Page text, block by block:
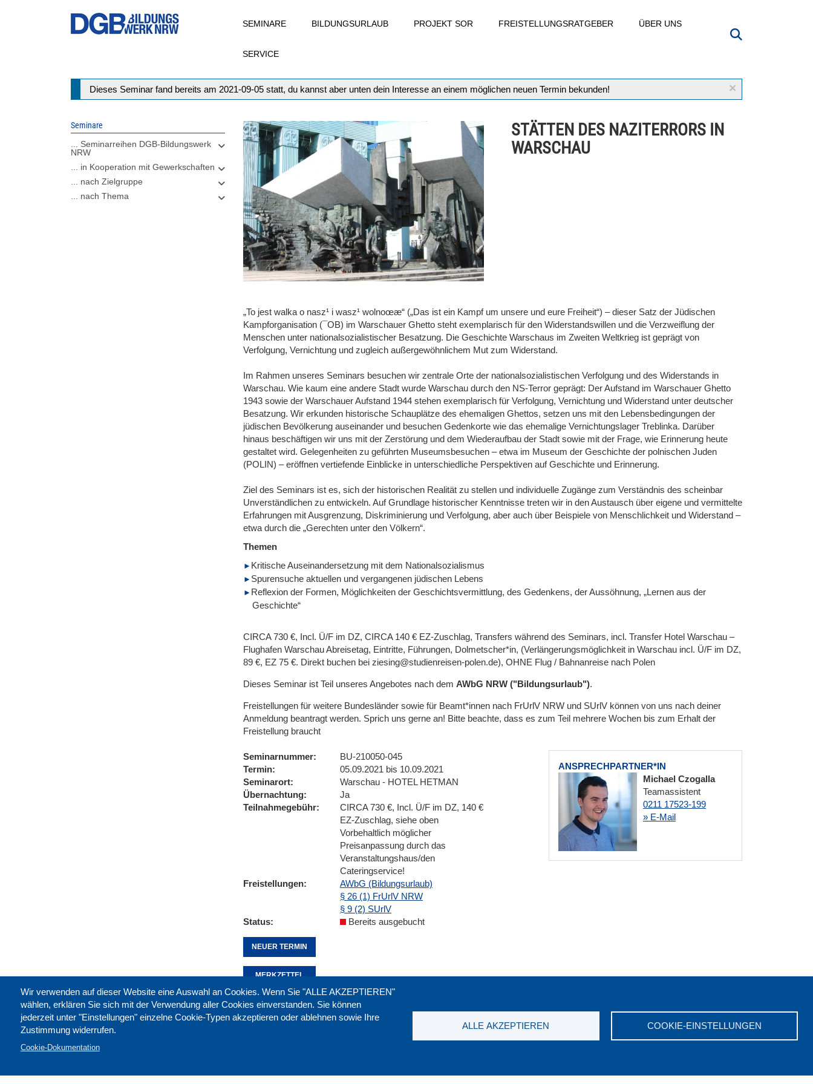
SEMINARE BILDUNGSURLAUB PROJEKT SOR FREISTELLUNGSRATGEBER ÜBER UNS
SERVICE
×
Statusmeldung
Dieses Seminar fand bereits am 2021-09-05 statt, du kannst aber unten dein Interesse an einem möglichen neuen Termin bekunden!
Seminare
... Seminarreihen DGB-Bildungswerk
NRW
... in Kooperation mit Gewerkschaften
... nach Zielgruppe
... nach Thema
STÄTTEN DES NAZITERRORS IN
WARSCHAU
„To jest walka o nasz¹ i wasz¹ wolnoœæ“ („Das ist ein Kampf um unsere und eure Freiheit“) – dieser Satz der Jüdischen
Kampforganisation (¯OB) im Warschauer Ghetto steht exemplarisch für den Widerstandswillen und die Verzweiflung der
Menschen unter nationalsozialistischer Besatzung. Die Geschichte Warschaus im Zweiten Weltkrieg ist geprägt von
Verfolgung, Vernichtung und zugleich außergewöhnlichem Mut zum Widerstand.
Im Rahmen unseres Seminars besuchen wir zentrale Orte der nationalsozialistischen Verfolgung und des Widerstands in
Warschau. Wie kaum eine andere Stadt wurde Warschau durch den NS-Terror geprägt: Der Aufstand im Warschauer Ghetto
1943 sowie der Warschauer Aufstand 1944 stehen exemplarisch für Verfolgung, Vernichtung und Widerstand unter deutscher
Besatzung. Wir erkunden historische Schauplätze des ehemaligen Ghettos, setzen uns mit den Lebensbedingungen der
jüdischen Bevölkerung auseinander und besuchen Gedenkorte wie das ehemalige Vernichtungslager Treblinka. Darüber
hinaus beschäftigen wir uns mit der Zerstörung und dem Wiederaufbau der Stadt sowie mit der Frage, wie Erinnerung heute
gestaltet wird. Gelegenheiten zu geführten Museumsbesuchen – etwa im Museum der Geschichte der polnischen Juden
(POLIN) – eröffnen vertiefende Einblicke in unterschiedliche Perspektiven auf Geschichte und Erinnerung.
Ziel des Seminars ist es, sich der historischen Realität zu stellen und individuelle Zugänge zum Verständnis des scheinbar
Unverständlichen zu entwickeln. Auf Grundlage historischer Kenntnisse treten wir in den Austausch über eigene und vermittelte
Erfahrungen mit Ausgrenzung, Diskriminierung und Verfolgung, aber auch über Beispiele von Menschlichkeit und Widerstand –
etwa durch die „Gerechten unter den Völkern“.
Themen
Kritische Auseinandersetzung mit dem Nationalsozialismus
Spurensuche aktuellen und vergangenen jüdischen Lebens
Reflexion der Formen, Möglichkeiten der Geschichtsvermittlung, des Gedenkens, der Aussöhnung, „Lernen aus der
Geschichte“
CIRCA 730 €, Incl. Ü/F im DZ, CIRCA 140 € EZ-Zuschlag, Transfers während des Seminars, incl. Transfer Hotel Warschau –
Flughafen Warschau Abreisetag, Eintritte, Führungen, Dolmetscher*in, (Verlängerungsmöglichkeit in Warschau incl. Ü/F im DZ,
89 €, EZ 75 €. Direkt buchen bei ziesing@studienreisen-polen.de), OHNE Flug / Bahnanreise nach Polen
Dieses Seminar ist Teil unseres Angebotes nach dem AWbG NRW ("Bildungsurlaub").
Freistellungen für weitere Bundesländer sowie für Beamt*innen nach FrUrlV NRW und SUrlV können von uns nach deiner
Anmeldung beantragt werden. Sprich uns gerne an! Bitte beachte, dass es zum Teil mehrere Wochen bis zum Erhalt der
Freistellung braucht
ANSPRECHPARTNER*IN
Michael Czogalla
Teamassistent
0211 17523-199
» E-Mail
Seminarnummer
BU-210050-045
Termin
05.09.2021 bis 10.09.2021
Seminarort
Warschau - HOTEL HETMAN
Übernachtung
Ja
Teilnahmegebühr
CIRCA 730 €, Incl. Ü/F im DZ, 140 €
EZ-Zuschlag, siehe oben
Vorbehaltlich möglicher
Preisanpassung durch das
Veranstaltungshaus/den
Cateringservice!
Freistellungen
AWbG (Bildungsurlaub)
§ 26 (1) FrUrlV NRW
§ 9 (2) SUrlV
Status
Bereits ausgebucht
NEUER TERMIN
MERKZETTEL
Wir verwenden auf dieser Website eine Auswahl an Cookies. Wenn Sie "ALLE AKZEPTIEREN"
wählen, erklären Sie sich mit der Verwendung aller Cookies einverstanden. Sie können
jederzeit unter "Einstellungen" einzelne Cookie-Typen akzeptieren oder ablehnen sowie Ihre
Zustimmung widerrufen.
Cookie-Dokumentation
COOKIE-EINSTELLUNGEN
ALLE AKZEPTIEREN
Diese Seite empfehlen: drucken: merken: